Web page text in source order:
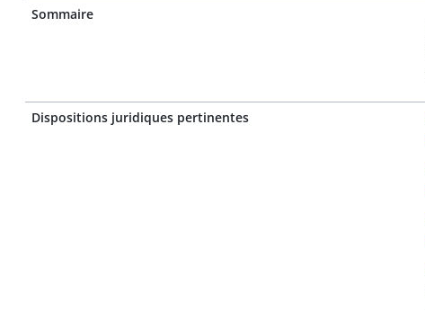
Sommaire
Dispositions juridiques pertinentes